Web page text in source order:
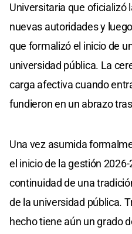
Universitaria que oficializó
nuevas autoridades y
que formalizó el inicio de
universidad pública. La
carga afectiva cuando
fundieron en un abrazo
Una vez asumida
el inicio de la gestión
continuidad de una
de la universidad pública.
hecho tiene aún un grado